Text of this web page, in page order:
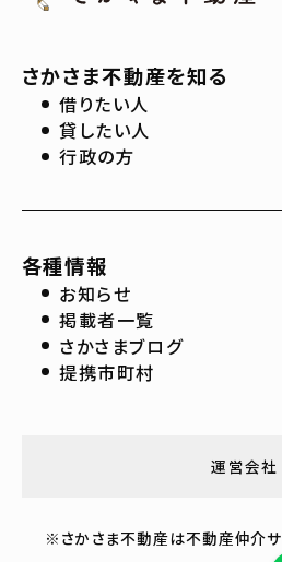
さかさま不動産を知る
借りたい人
貸したい人
行政の方
各種情報
お知らせ
掲載者一覧
さかさまブログ
提携市町村
運営会社
※さかさま不動産は不動産仲介サ